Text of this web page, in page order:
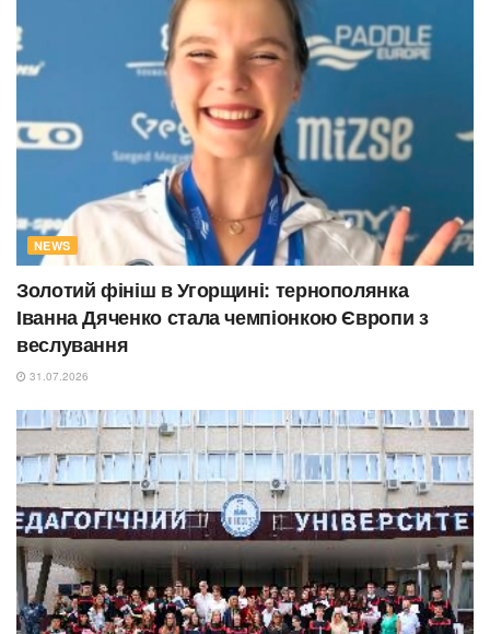
NEWS
Золотий фініш в Угорщині: тернополянка
Іванна Дяченко стала чемпіонкою Європи з
веслування
31.07.2026